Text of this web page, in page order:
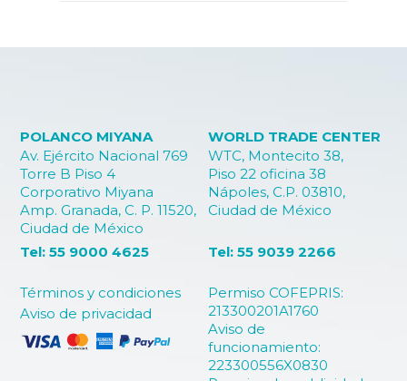
POLANCO MIYANA
Av. Ejército Nacional 769
Torre B Piso 4
Corporativo Miyana
Amp. Granada, C. P. 11520,
Ciudad de México
WORLD TRADE CENTER
WTC, Montecito 38,
Piso 22 oficina 38
Nápoles, C.P. 03810,
Ciudad de México
Términos y condiciones
Aviso de privacidad
Permiso COFEPRIS:
213300201A1760
Aviso de
funcionamiento:
223300556X0830
Tel: 55 9000 4625 Tel: 55 9039 2266